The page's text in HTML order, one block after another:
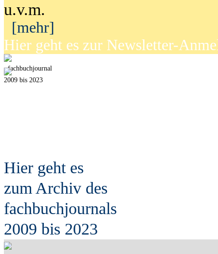
u.v.m.
[mehr]
Hier geht es zur Newsletter-
fachbuchjournal
2009 bis 2023
Hier geht es
zum Archiv des
fachbuchjournals
2009 bis 2023